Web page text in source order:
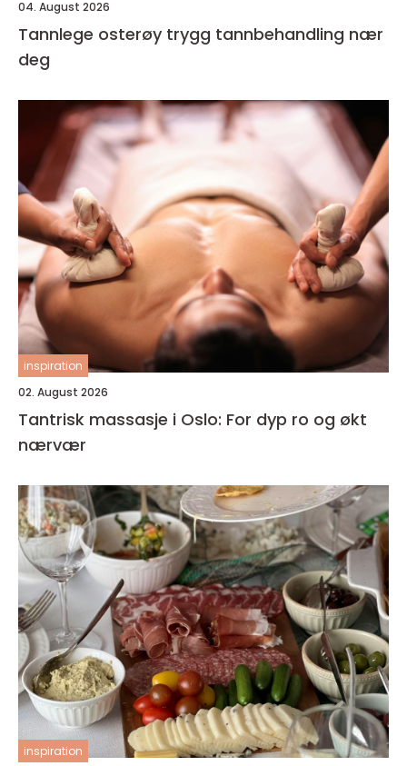
04. August 2026
Tannlege osterøy trygg tannbehandling nær
deg
inspiration
02. August 2026
Tantrisk massasje i Oslo: For dyp ro og økt
nærvær
inspiration